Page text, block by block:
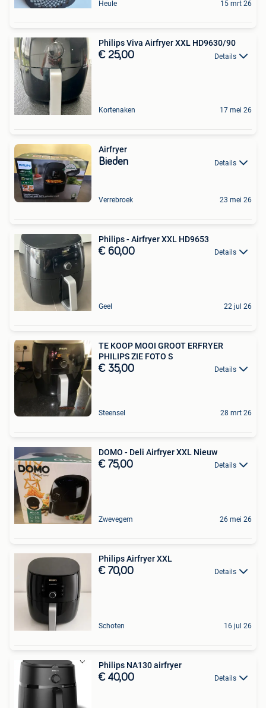
Heule 15 mrt 26
Philips Viva Airfryer XXL HD9630/90
€ 25,00 Details
Kortenaken 17 mei 26
Airfryer
Bieden Details
Verrebroek 23 mei 26
Philips - Airfryer XXL HD9653
€ 60,00 Details
Geel 22 jul 26
TE KOOP MOOI GROOT ERFRYER
PHILIPS ZIE FOTO S
€ 35,00 Details
Steensel 28 mrt 26
DOMO - Deli Airfryer XXL Nieuw
€ 75,00 Details
Zwevegem 26 mei 26
Philips Airfryer XXL
€ 70,00 Details
Schoten 16 jul 26
Philips NA130 airfryer
€ 40,00 Details